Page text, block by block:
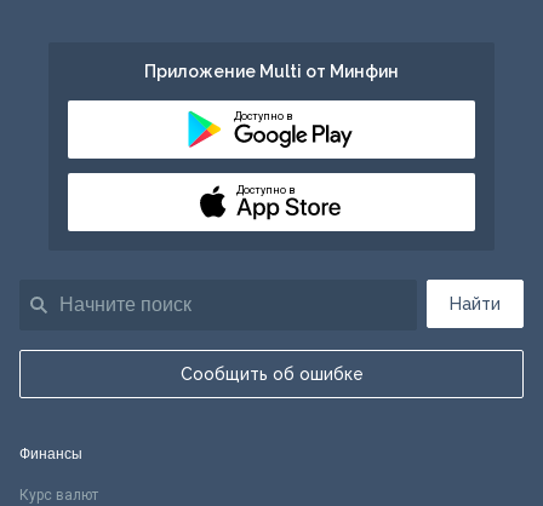
Найти
Сообщить об ошибке
Приложение Multi от Минфин
Доступно в
Доступно в
Финансы
Курс валют